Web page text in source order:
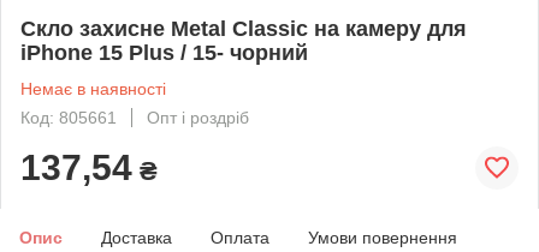
Скло захисне Metal Classic на камеру для
iPhone 15 Plus / 15- чорний
Немає в наявності
Код: 805661
Опт і роздріб
137,54 ₴
Опис Доставка Оплата Умови повернення